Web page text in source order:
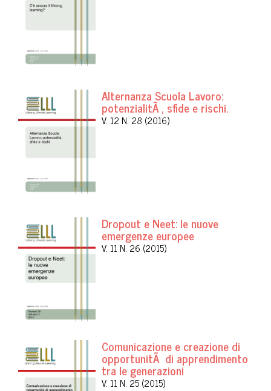
Alternanza Scuola Lavoro:
potenzialitÃ , sfide e rischi.
V. 12 N. 28 (2016)
Dropout e Neet: le nuove
emergenze europee
V. 11 N. 26 (2015)
Comunicazione e creazione di
opportunitÃ di apprendimento
tra le generazioni
V. 11 N. 25 (2015)